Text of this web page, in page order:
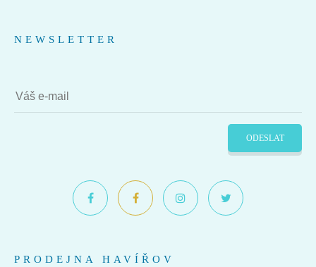
NEWSLETTER
ODESLAT
PRODEJNA HAVÍŘOV